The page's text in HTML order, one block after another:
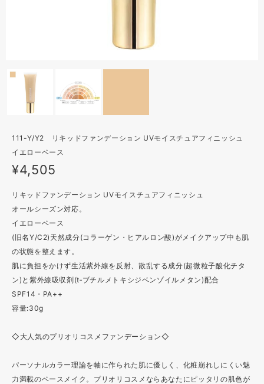
111-Y/Y2 リキッドファンデーション UVモイスチュアフィニッシュ
イエローベース
¥4,505
リキッドファンデーション UVモイスチュアフィニッシュ
オールシーズン対応。
イエローベース
(旧名Y/C2)天然成分(コラーゲン・ヒアルロン酸)がメイクアップ中も肌
の状態を整えます。
肌に負担をかけず生活紫外線を反射、散乱する成分(超微粒子酸化チタ
ン)と紫外線吸収剤(t‐ブチルメトキシジベンゾイルメタン)配合
SPF14・PA++
容量:30g
◇大人気のプリオリコスメファンデーション◇
パーソナルカラー理論を軸に作られた肌に優しく、化粧崩れしにくい魅
力満載のベースメイク。プリオリコスメならあなたにピッタリの肌色が